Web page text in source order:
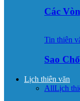
Các
Tin thiên
Sao
Lịch thiên văn
AllLịch